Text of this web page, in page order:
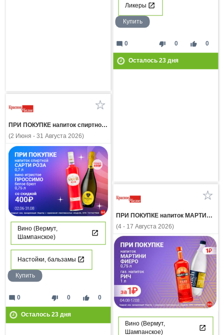
Ликеры
Купить
thumb_down 0 thumb_up 0
mode_comment 0
Осталось 23дня
ПРИ ПОКУПКЕ напиток спиртной САРТИ РОЗА 0.7л вино игристое ПРОССИМО белое брют со скидкой 400 рублей
(2 Июня - 31 Августа 2026)
Вино (Вермут,
Шампанское)
Настойки, бальзамы
Купить
thumb_down 0 thumb_up 0
mode_comment 0
Осталось 23дня
ПРИ ПОКУПКЕ напиток МАРТИНИ ФИЕРО 0,75л газ напиток РИЧ 1л за 1 рубль
(4 - 17 Августа 2026)
Вино (Вермут,
Шампанское)